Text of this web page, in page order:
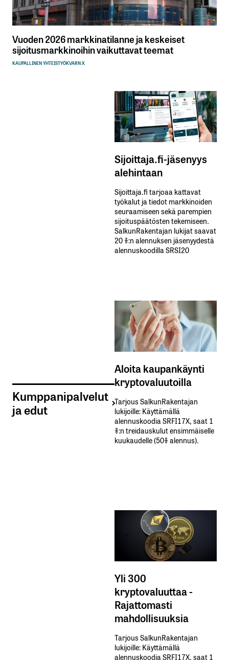
Vuoden 2026 markkinatilanne ja keskeiset
sijoitusmarkkinoihin vaikuttavat teemat
KAUPALLINEN YHTEISTYÖKVARN X
Kumppanipalvelut
ja edut
Sijoittaja.fi-jäsenyys
alehintaan
Sijoittaja.fi tarjoaa kattavat
työkalut ja tiedot markkinoiden
seuraamiseen sekä parempien
sijoituspäätösten tekemiseen.
SalkunRakentajan lukijat saavat
20 %:n alennuksen jäsenyydestä
alennuskoodilla SRSI20
Aloita kaupankäynti
kryptovaluutoilla
Tarjous SalkunRakentajan
lukijoille: Käyttämällä​ ​
alennuskoodia​ ​SRFI17X,​ ​saat​ ​1
%:n treidauskulut​ ​ensimmäiselle​ ​
kuukaudelle​ ​(50%​ ​alennus).
Yli 300
kryptovaluuttaa -
Rajattomasti
mahdollisuuksia
Tarjous SalkunRakentajan
lukijoille: Käyttämällä​ ​
alennuskoodia​ ​SRFI17X,​ ​saat​ ​1